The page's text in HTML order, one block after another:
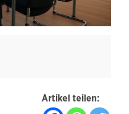
Artikel teilen: